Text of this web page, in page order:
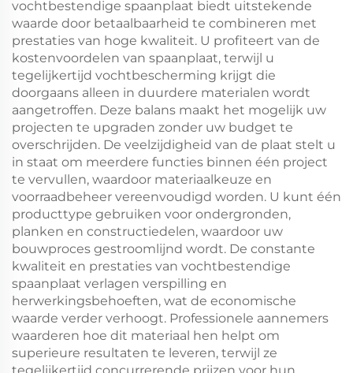
vochtbestendige spaanplaat biedt uitstekende
waarde door betaalbaarheid te combineren met
prestaties van hoge kwaliteit. U profiteert van de
kostenvoordelen van spaanplaat, terwijl u
tegelijkertijd vochtbescherming krijgt die
doorgaans alleen in duurdere materialen wordt
aangetroffen. Deze balans maakt het mogelijk uw
projecten te upgraden zonder uw budget te
overschrijden. De veelzijdigheid van de plaat stelt u
in staat om meerdere functies binnen één project
te vervullen, waardoor materiaalkeuze en
voorraadbeheer vereenvoudigd worden. U kunt één
producttype gebruiken voor ondergronden,
planken en constructiedelen, waardoor uw
bouwproces gestroomlijnd wordt. De constante
kwaliteit en prestaties van vochtbestendige
spaanplaat verlagen verspilling en
herwerkingsbehoeften, wat de economische
waarde verder verhoogt. Professionele aannemers
waarderen hoe dit materiaal hen helpt om
superieure resultaten te leveren, terwijl ze